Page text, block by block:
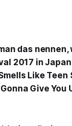
das nennen,
2017 in
Like Teen
Give You